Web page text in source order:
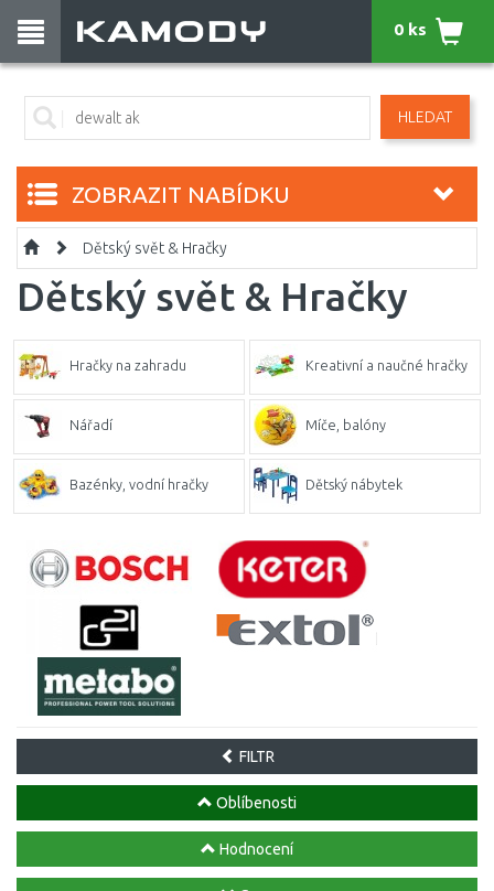
HLEDAT
0 ks
ZOBRAZIT NABÍDKU
Dětský svět & Hračky
Dětský svět & Hračky
Hračky na zahradu Kreativní a naučné hračky
Nářadí Míče, balóny
Bazénky, vodní hračky Dětský nábytek
FILTR
Oblíbenosti
Hodnocení